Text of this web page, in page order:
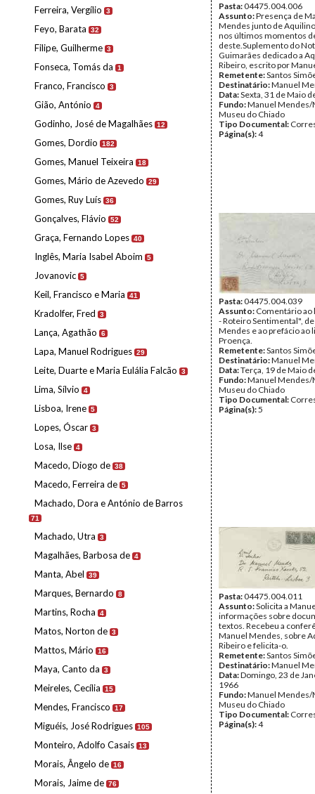
Ferreira, Vergílio 3
Feyo, Barata 32
Filipe, Guilherme 3
Fonseca, Tomás da 1
Franco, Francisco 3
Gião, António 4
Godinho, José de Magalhães 12
Gomes, Dordio 182
Gomes, Manuel Teixeira 18
Gomes, Mário de Azevedo 29
Gomes, Ruy Luís 36
Gonçalves, Flávio 52
Graça, Fernando Lopes 40
Inglês, Maria Isabel Aboim 5
Jovanovic 5
Keil, Francisco e Maria 41
Kradolfer, Fred 3
Lança, Agathão 6
Lapa, Manuel Rodrigues 29
Leite, Duarte e Maria Eulália Falcão 3
Lima, Sílvio 4
Lisboa, Irene 5
Lopes, Óscar 3
Losa, Ilse 4
Macedo, Diogo de 38
Macedo, Ferreira de 5
Machado, Dora e António de Barros
71
Machado, Utra 3
Magalhães, Barbosa de 4
Manta, Abel 39
Marques, Bernardo 8
Martins, Rocha 4
Matos, Norton de 3
Mattos, Mário 16
Maya, Canto da 3
Meireles, Cecília 15
Mendes, Francisco 17
Miguéis, José Rodrigues 105
Monteiro, Adolfo Casais 13
Morais, Ângelo de 16
Morais, Jaime de 76
Pasta:04475.004.006
Assunto:Presença de
Mendes junto de
nos últimos momentos
deste.Suplemento do
Guimarães dedicado a
Ribeiro, escrito por
Remetente:Santos
Destinatário:Manuel
Data:Sexta, 31 de Maio
Fundo:Manuel Mendes/
Museu do Chiado
Tipo Documental:
Página(s):4
Pasta:04475.004.039
Assunto: Comentário
- Roteiro Sentimental",
Mendes e ao prefácio ao
Proença.
Remetente:Santos
Destinatário:Manuel
Data:Terça, 19 de Maio
Fundo:Manuel Mendes/
Museu do Chiado
Tipo Documental:
Página(s):5
Pasta:04475.004.011
Assunto:Solicita a
informações sobre
textos. Recebeu a
Manuel Mendes, sobre
Ribeiro e felicita-o.
Remetente:Santos
Destinatário:Manuel
Data:Domingo, 23 de
1966
Fundo:Manuel Mendes/
Museu do Chiado
Tipo Documental:
Página(s):4